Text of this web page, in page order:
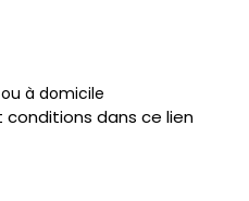
à domicile
dans ce lien